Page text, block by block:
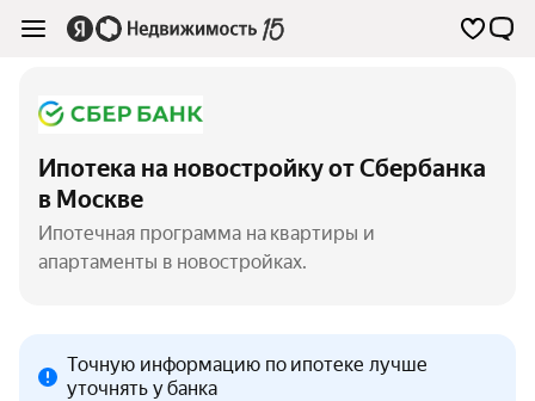
Ипотека на новостройку от Сбербанка
в Москве
Ипотечная программа на квартиры и
апартаменты в новостройках.
Точную информацию по ипотеке лучше
уточнять у банка